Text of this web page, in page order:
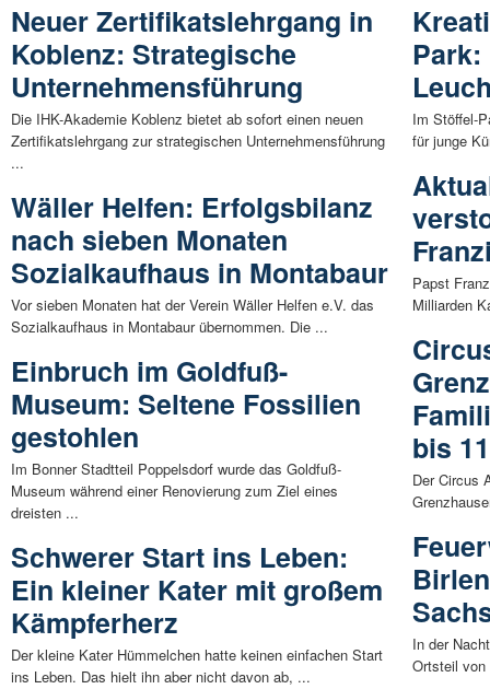
Neuer Zertifikatslehrgang in
Koblenz: Strategische
Unternehmensführung
Die IHK-Akademie Koblenz bietet ab sofort einen neuen
Zertifikatslehrgang zur strategischen Unternehmensführung
...
Wäller Helfen: Erfolgsbilanz
nach sieben Monaten
Sozialkaufhaus in Montabaur
Vor sieben Monaten hat der Verein Wäller Helfen e.V. das
Sozialkaufhaus in Montabaur übernommen. Die ...
Einbruch im Goldfuß-
Museum: Seltene Fossilien
gestohlen
Im Bonner Stadtteil Poppelsdorf wurde das Goldfuß-
Museum während einer Renovierung zum Ziel eines
dreisten ...
Schwerer Start ins Leben:
Ein kleiner Kater mit großem
Kämpferherz
Der kleine Kater Hümmelchen hatte keinen einfachen Start
ins Leben. Das hielt ihn aber nicht davon ab, ...
Im Stöffel-
für junge
Papst
Milliarden
bis
Der Circus
In der
Ortsteil